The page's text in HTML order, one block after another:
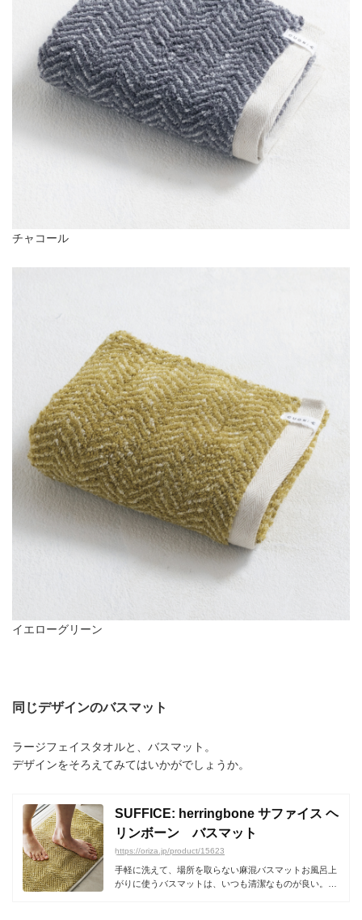
チャコール
イエローグリーン
同じデザインのバスマット
ラージフェイスタオルと、バスマット。
デザインをそろえてみてはいかがでしょうか。
SUFFICE: herringbone サファイス ヘ
リンボーン バスマット
https://oriza.jp/product/15623
手軽に洗えて、場所を取らない麻混バスマットお風呂上
がりに使うバスマットは、いつも清潔なものが良い。だ